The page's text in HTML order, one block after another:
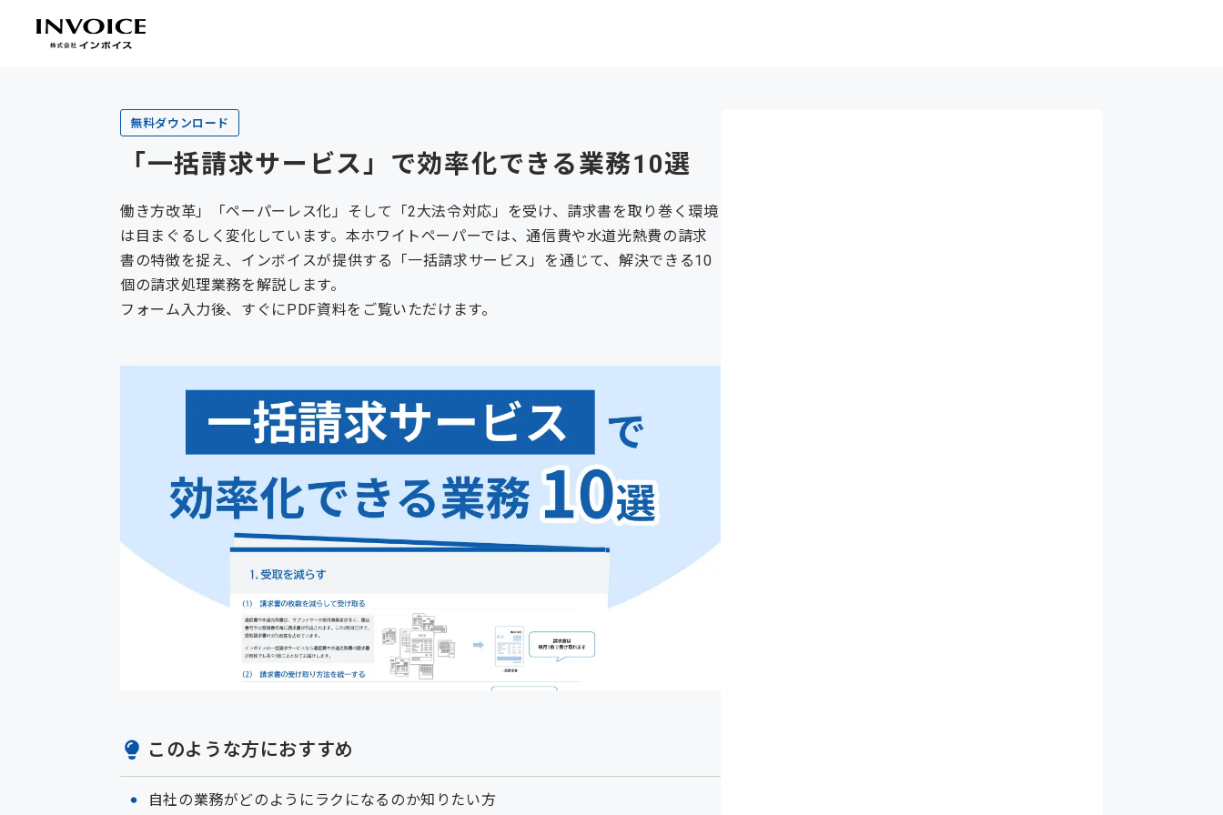
無料ダウンロード
「一括請求サービス」で効率化できる業務10選
働き方改革」「ペーパーレス化」そして「2大法令対応」を受け、請求書を取り巻く環境
は目まぐるしく変化しています。本ホワイトペーパーでは、通信費や水道光熱費の請求
書の特徴を捉え、インボイスが提供する「一括請求サービス」を通じて、解決できる10
個の請求処理業務を解説します。
フォーム入力後、すぐにPDF資料をご覧いただけます。
このような方におすすめ
自社の業務がどのようにラクになるのか知りたい方